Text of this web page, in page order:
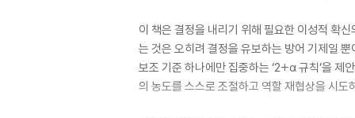
이 책은 결정을 내리기 위해 필요한 이성적 확
는 것은 오히려 결정을 유보하는 방어 기제일
보조 기준 하나에만 집중하는 ‘2+α 규칙’을 제
의 농도를 스스로 조절하고 역할 재협상을 시도